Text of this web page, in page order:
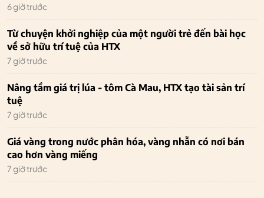
6 giờ trước
Từ chuyện khởi nghiệp của một người trẻ đến bài học
về sở hữu trí tuệ của HTX
7 giờ trước
Nâng tầm giá trị lúa - tôm Cà Mau, HTX tạo tài sản trí
tuệ
7 giờ trước
Giá vàng trong nước phân hóa, vàng nhẫn có nơi bán
cao hơn vàng miếng
7 giờ trước